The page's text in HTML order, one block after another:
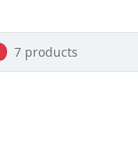
7 products